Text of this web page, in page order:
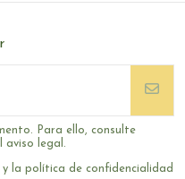
Para ello, consulte
aviso legal.
la política de confidencialidad